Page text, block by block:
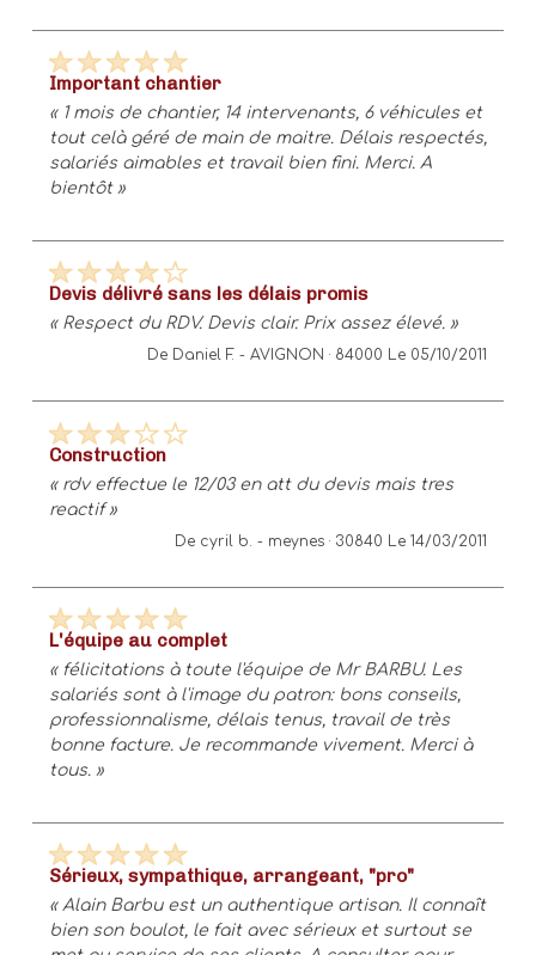
important chantier
« 1 mois de chantier, 14 intervenants, 6 véhicules et
tout celà géré de main de maitre. Délais respectés,
salariés aimables et travail bien fini. Merci. A
bientôt »
devis délivré sans les délais promis
« Respect du RDV. Devis clair. Prix assez élevé. »
De Daniel F. - AVIGNON · 84000 Le 05/10/2011
construction
« rdv effectue le 12/03 en att du devis mais tres
reactif »
De cyril b. - meynes · 30840 Le 14/03/2011
l'équipe au complet
« félicitations à toute l'équipe de Mr BARBU. Les
salariés sont à l'image du patron: bons conseils,
professionnalisme, délais tenus, travail de très
bonne facture. Je recommande vivement. Merci à
tous. »
sérieux, sympathique, arrangeant, "pro"
« Alain Barbu est un authentique artisan. Il connaît
bien son boulot, le fait avec sérieux et surtout se